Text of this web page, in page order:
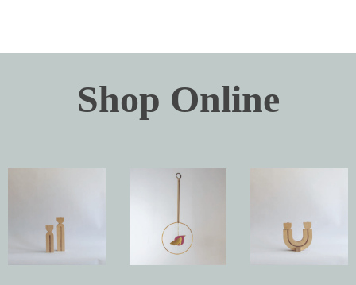
Shop Online